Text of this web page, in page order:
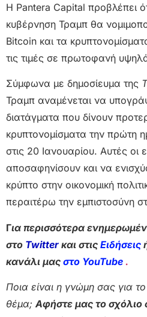
Η Pantera Capital προβλέπει
κυβέρνηση Τραμπ θα
Bitcoin και τα
τις τιμές σε πρωτοφανή
Σύμφωνα με δημοσίευμα της
Τραμπ αναμένεται να
διατάγματα που δίνουν
κρυπτονομίσματα την πρώτη
στις 20 Ιανουαρίου. Αυτές οι
αποσαφηνίσουν και να
κρύπτο στην οικονομική
περαιτέρω την εμπιστοσύνη
Για περισσότερα
στο Twitter και στις Ειδήσεις
κανάλι μας στο YouTube .
Ποια είναι η γνώμη σας για
θέμα; Αφήστε μας το